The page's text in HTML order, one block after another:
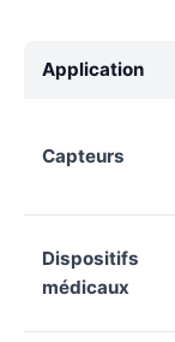
Application
Capteurs
Dispositifs
médicaux